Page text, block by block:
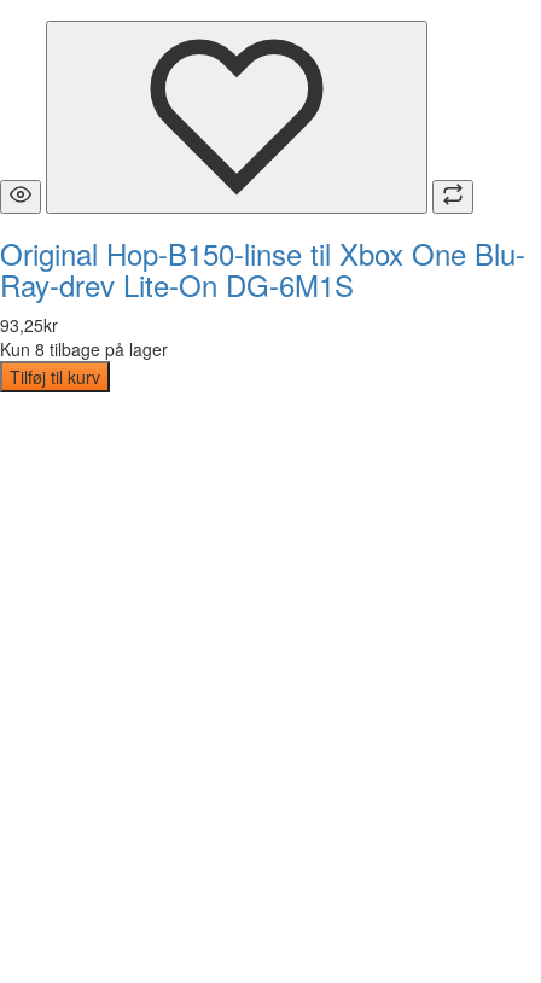
Original Hop-B150-linse til Xbox One Blu-
Ray-drev Lite-On DG-6M1S
93,25kr
Kun 8 tilbage på lager
Tilføj til kurv